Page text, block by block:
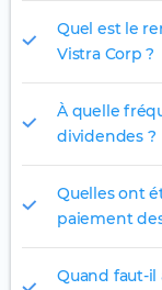
Quel est le
Vistra Corp ?
À quelle
dividendes ?
Quelles ont
paiement
Quand faut-il